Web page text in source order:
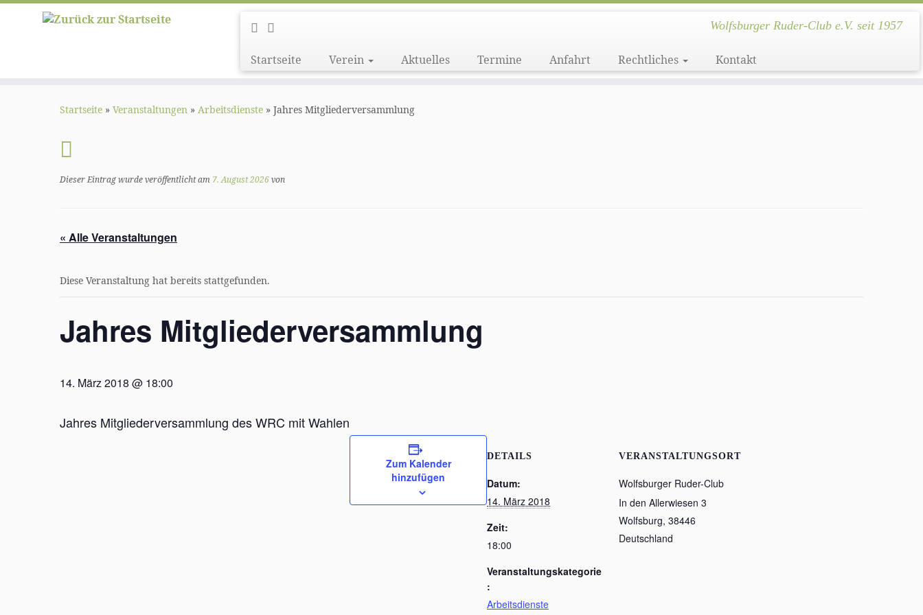
Wolfsburger Ruder-Club e.V. seit 1957
Startseite Verein Aktuelles Termine Anfahrt Rechtliches Kontakt
Startseite » Veranstaltungen » Arbeitsdienste » Jahres Mitgliederversammlung
Dieser Eintrag wurde veröffentlicht am 7. August 2026von
« Alle Veranstaltungen
Diese Veranstaltung hat bereits stattgefunden.
Jahres Mitgliederversammlung
14. März 2018 @ 18:00
Jahres Mitgliederversammlung des WRC mit Wahlen
Zum Kalender
hinzufügen
DETAILS
Datum:
14. März 2018
Zeit:
18:00
Veranstaltungskategorie
:
Arbeitsdienste
VERANSTALTUNGSORT
Wolfsburger Ruder-Club
In den Allerwiesen 3
Wolfsburg, 38446
Deutschland